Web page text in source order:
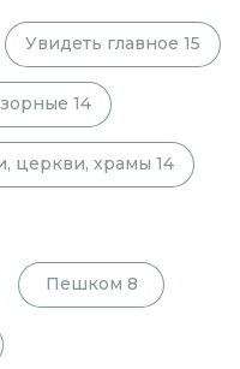
Увидеть главное 15
14
церкви, храмы 14
Пешком 8